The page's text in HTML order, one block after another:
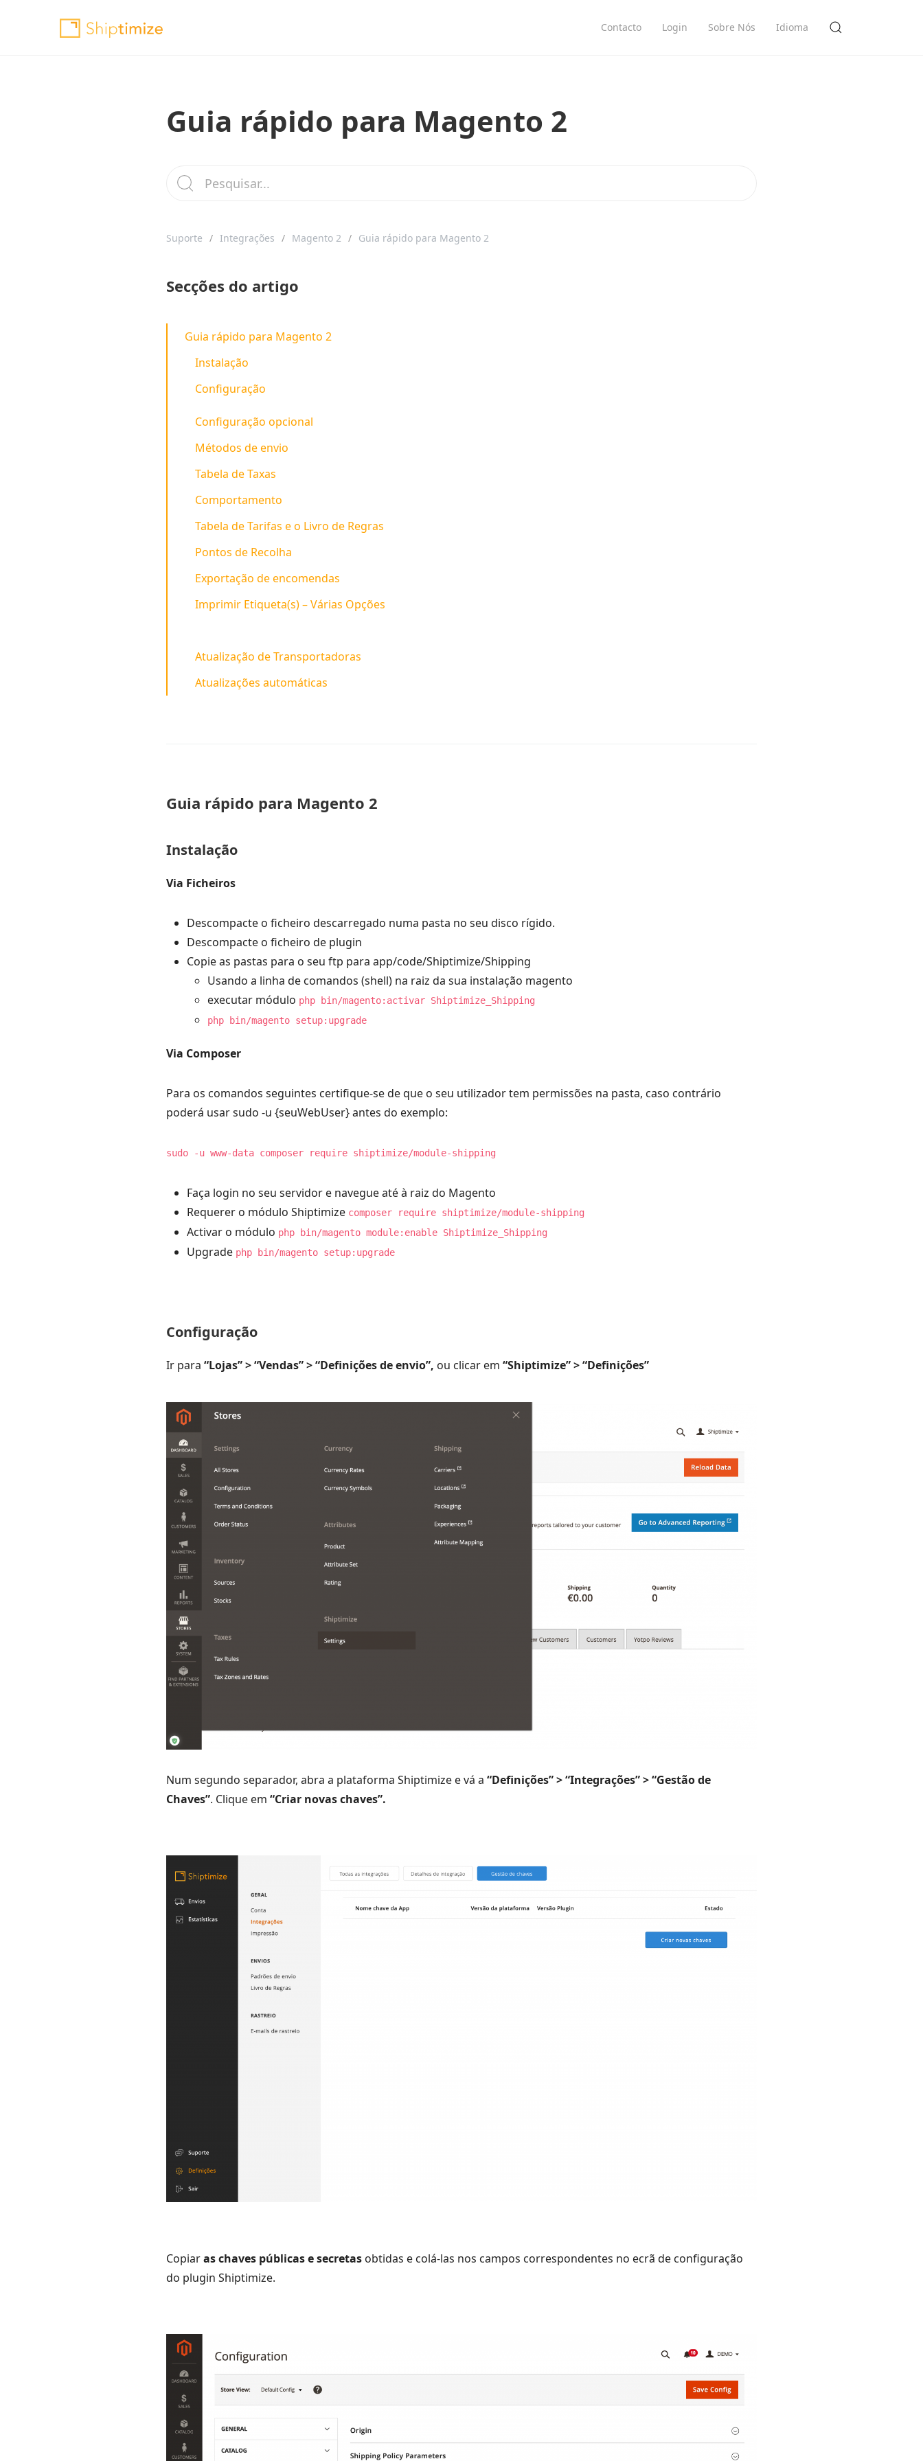
Contacto Login Sobre Nós Idioma
Guia rápido para Magento 2
Suporte Integrações Magento 2 Guia rápido para Magento 2
Secções do artigo
Guia rápido para Magento 2
Instalação
Configuração
Configuração opcional
Métodos de envio
Tabela de Taxas
Comportamento
Tabela de Tarifas e o Livro de Regras
Pontos de Recolha
Exportação de encomendas
Imprimir Etiqueta(s) – Várias Opções
Atualização de Transportadoras
Atualizações automáticas
Guia rápido para Magento 2
Instalação
Via Ficheiros
Descompacte o ficheiro descarregado numa pasta no seu disco rígido.
Descompacte o ficheiro de plugin
Copie as pastas para o seu ftp para app/code/Shiptimize/Shipping
Usando a linha de comandos (shell) na raiz da sua instalação magento
executar módulo php bin/magento:activar Shiptimize_Shipping
php bin/magento setup:upgrade
Via Composer
Para os comandos seguintes certifique-se de que o seu utilizador tem permissões na pasta, caso contrário
poderá usar sudo -u {seuWebUser} antes do exemplo:
sudo -u www-data composer require shiptimize/module-shipping
Faça login no seu servidor e navegue até à raiz do Magento
Requerer o módulo Shiptimize composer require shiptimize/module-shipping
Activar o módulo php bin/magento module:enable Shiptimize_Shipping
Upgrade php bin/magento setup:upgrade
Configuração
Ir para “Lojas” > “Vendas” > “Definições de envio”, ou clicar em “Shiptimize” > “Definições”
Num segundo separador, abra a plataforma Shiptimize e vá a “Definições” > “Integrações” > “Gestão de
Chaves”. Clique em “Criar novas chaves”.
Copiaras chaves públicas e secretas obtidas e colá-las nos campos correspondentes no ecrã de configuração
do plugin Shiptimize.